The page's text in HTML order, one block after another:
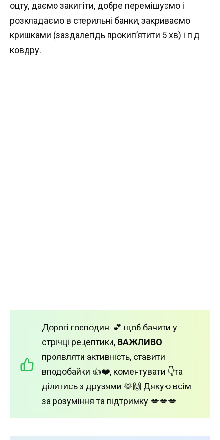
оцту, даємо закипіти, добре перемішуємо і
розкладаємо в стерильні банки, закриваємо
кришками (заздалегідь прокип’ятити 5 хв) і під
ковдру.
Дорогі господині 💕 щоб бачити у
стрічці рецептики, ВАЖЛИВО
проявляти активність, ставити
вподобайки 👍❤️, коментувати 👇та
ділитись з друзями 🫶🙌 Дякую всім
за розуміння та підтримку 💋💋💋